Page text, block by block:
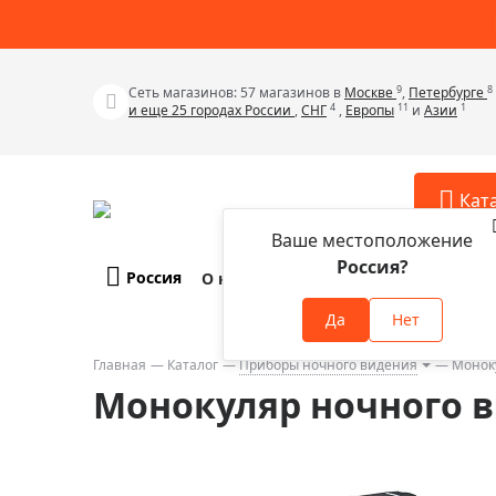
Сеть магазинов: 57 магазинов в Москве 9, Петербурге 8
и еще 25 городах России ,СНГ 4 , Европы 11 и Азии 1
Телескопы
Бинокли
Зрительные трубы
Россия
Ваше местоположение
Россия?
Да Нет
О компании Оплата и доставка
Главная Каталог Приборы ночного видения
Монокуляр ночного